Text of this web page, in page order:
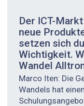
Der ICT-
neue
setzen sich
Wichtigkeit.
Wandel
Marco Iten: Die
Wandels hat